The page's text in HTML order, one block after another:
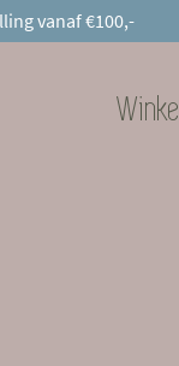
vanaf €100,-